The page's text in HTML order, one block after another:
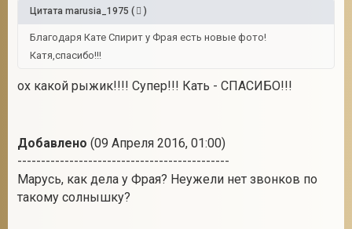
Цитата marusia_1975 ( )
Благодаря Кате Спирит у Фрая есть новые фото!
Катя,спасибо!!!
ох какой рыжик!!!! Супер!!! Кать - СПАСИБО!!!
Добавлено (09 Апреля 2016, 01:00)
---------------------------------------------
Марусь, как дела у Фрая? Неужели нет звонков по
такому солнышку?